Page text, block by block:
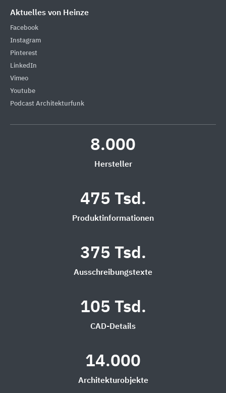
Aktuelles von Heinze
Facebook
Instagram
Pinterest
LinkedIn
Vimeo
Youtube
Podcast Architekturfunk
8.000
Hersteller
475 Tsd.
Produktinformationen
375 Tsd.
Ausschreibungstexte
105 Tsd.
CAD-Details
14.000
Architekturobjekte